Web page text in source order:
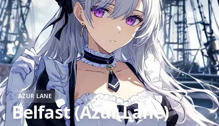
AZUR LANE
Belfast (Azur Lane)